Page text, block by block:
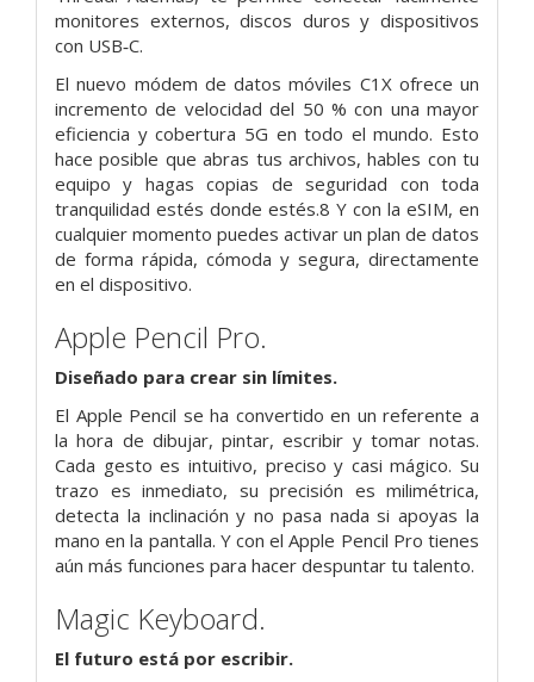
monitores externos, discos duros y dispositivos
con USB‑C.
El nuevo módem de datos móviles C1X ofrece un
incremento de velocidad del 50 % con una mayor
eficiencia y cobertura 5G en todo el mundo. Esto
hace posible que abras tus archivos, hables con tu
equipo y hagas copias de seguridad con toda
tranquilidad estés donde estés.8 Y con la eSIM, en
cualquier momento puedes activar un plan de datos
de forma rápida, cómoda y segura, directamente
en el dispositivo.
Apple Pencil Pro.
Diseñado para crear sin límites.
El Apple Pencil se ha convertido en un referente a
la hora de dibujar, pintar, escribir y tomar notas.
Cada gesto es intuitivo, preciso y casi mágico. Su
trazo es inmediato, su precisión es milimétrica,
detecta la inclinación y no pasa nada si apoyas la
mano en la pantalla. Y con el Apple Pencil Pro tienes
aún más funciones para hacer despuntar tu talento.
Magic Keyboard.
El futuro está por escribir.